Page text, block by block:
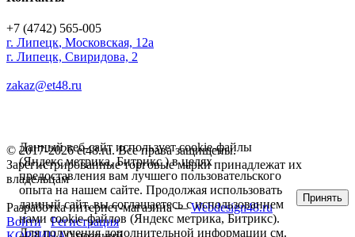
+7 (4742) 565-005
г. Липецк, Московская, 12а
г. Липецк, Свиридова, 2
zakaz@et48.ru
© 2017-2026 et48.ru. Все права защищены.
Зарегистрированные торговые марки принадлежат их
владельцам
Разработка интернет-магазина —Webdesign48.ru
Войти
Регистрация
Данный веб-сайт использует cookie-файлы
(Яндекс метрика, Битрикс ) в целях
предоставления вам лучшего пользовательского
опыта на нашем сайте. Продолжая использовать
данный сайт, вы соглашаетесь с использованием
нами cookie-файлов (Яндекс метрика, Битрикс).
Для получения дополнительной информации см.
Принять